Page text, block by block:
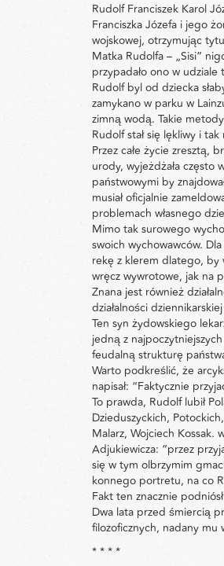
Rudolf Franciszek Karol
Franciszka Józefa i jego
wojskowej, otrzymując
Matka Rudolfa – „Sisi”
przypadało ono w
Rudolf byl od dziecka
zamykano w parku w
zimną wodą. Takie
Rudolf stał się lękliwy i
Przez całe życie zresztą,
urody, wyjeżdżała często
państwowymi by
musiał oficjalnie
problemach własnego
Mimo tak surowego
swoich wychowawców.
rekę z klerem dlatego, by
wręcz wywrotowe, jak na
Znana jest również
działalności
Ten syn żydowskiego
jedną z
feudalną strukturę
Warto podkreślić, że
napisał: “Faktycznie
To prawda, Rudolf lubił
Dzieduszyckich,
Malarz, Wojciech Kossak.
Adjukiewicza: “przez
się w tym olbrzymim
konnego portretu, na co
Fakt ten znacznie
Dwa lata przed śmiercią
filozoficznych, nadany mu
* * * *